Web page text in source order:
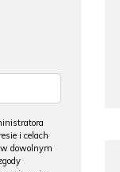
i celach
dowolnym